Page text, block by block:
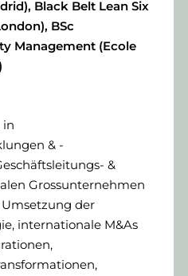
Black Belt Lean Six
BSc
Management (Ecole
in
& -
&
Grossunternehmen
Umsetzung der
internationale M&As